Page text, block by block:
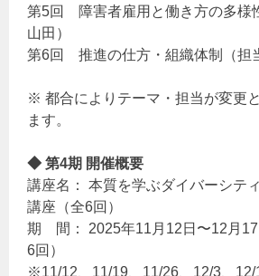
第5回 障害者雇用と働き方の多様
山田）
第6回 推進の仕方・組織体制（担
※ 都合によりテーマ・担当が変更
ます。
◆ 第4期 開催概要
講座名： 本質を学ぶダイバーシテ
講座（全6回）
期 間： 2025年11月12日〜12月17
6回）
※11/12、11/19、11/26、12/3、12/